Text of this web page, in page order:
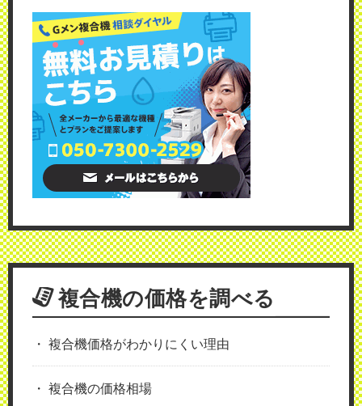
複合機の価格を調べる
複合機価格がわかりにくい理由
複合機の価格相場